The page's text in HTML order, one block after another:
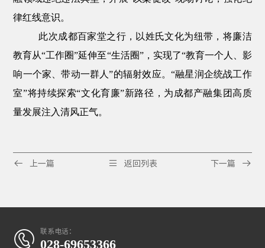
律红线意识。
此次成都百家堂之行，以姓氏文化为纽带，将廉洁
教育从“工作圈”延伸至“生活圈”，实现了“教育一个人、影
响一个家、带动一群人”的辐射效应。 “融星润企统战工作
室”将持续探索“文化育廉”新路径，为 成都产融集团高质
量发展注入清风正气。
 上一篇  返回列表 下一篇 
 联系电话：
028-69653366